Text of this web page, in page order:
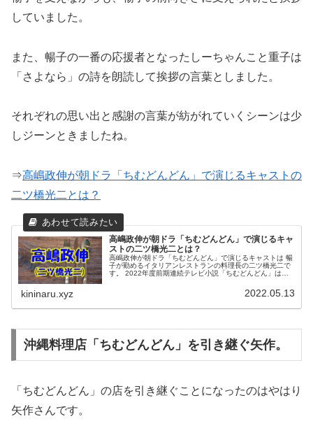
していました。
また、暢子の一番の応援者となったしーちゃんこと重子は
「さよなら」の詩を朗読して挨拶の言葉としました。
それぞれの思い出と感謝の言葉が紡がれていくシーンは少
しジーンときましたね。
⇒高嶋政伸が朝ドラ「ちむどんどん」で演じるキャストの
二ツ橋光二とは？
高嶋政伸が朝ドラ「ちむどんどん」で演じるキャ
ストの二ツ橋光二とは？
高嶋政伸が朝ドラ「ちむどんどん」で演じるキャストは 暢
子が勤めるイタリアンレストランの料理長の二ツ橋光二で
す。 2022年度前期連続テレビ小説「ちむどんどん」は沖
kininaru.xyz 2022.05.13
沖縄料理店「ちむどんどん」を引き継ぐ矢作。
「ちむどんどん」の店を引き継ぐことになったのはやはり
矢作さんです。